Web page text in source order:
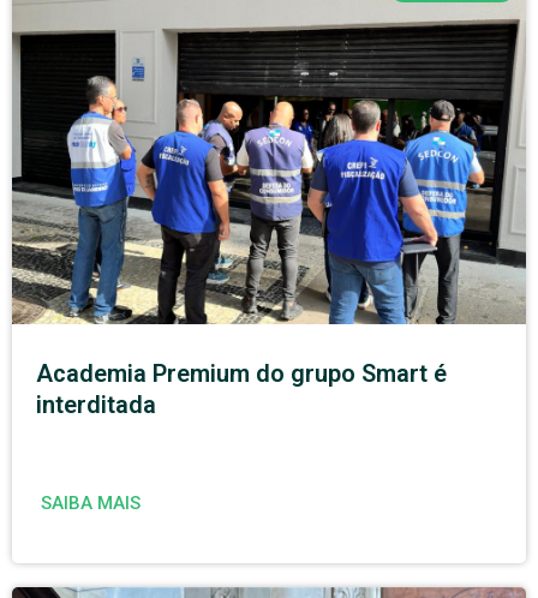
Academia Premium do grupo Smart é
interditada
SAIBA MAIS